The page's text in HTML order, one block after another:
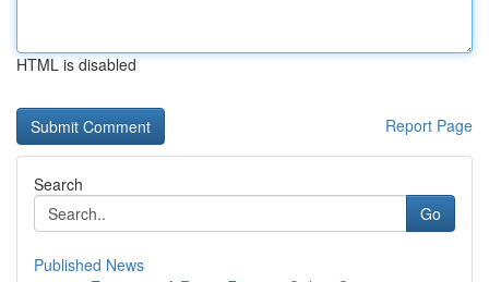
HTML is disabled
Report Page
Search
Go
Published News